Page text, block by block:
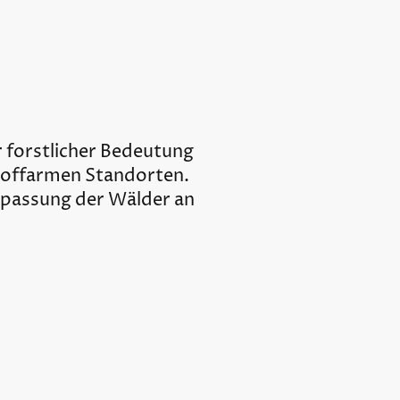
forstlicher Bedeutung
Standorten.
der Wälder an